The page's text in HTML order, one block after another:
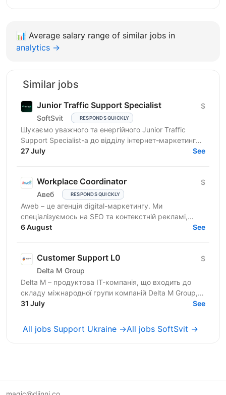
📊 Average salary range of similar jobs in
analytics →
Similar jobs
Junior Traffic Support Specialist
SoftSvit RESPONDS QUICKLY
$
Шукаємо уважного та енергійного Junior Traffic
Support Specialist-а до відділу інтернет-маркетингу
продуктової ІТ-компанії. Якщо Ви прагнете
27 July See
Workplace Coordinator
Авеб RESPONDS QUICKLY
$
Aweb – це агенція digital-маркетингу. Ми
спеціалізуємось на SEO та контекстній рекламі,
працюємо із середнім бізнесом, як в Україні, так і за
6 August See
Customer Support L0
Delta M Group
$
Delta M – продуктова IT-компанія, що входить до
складу міжнародної групи компаній Delta M Group,
яка вже понад 18 років успішно працює на території
31 July See
All jobs Support Ukraine →All jobs SoftSvit →